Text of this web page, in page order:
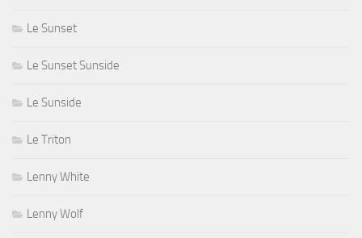
Le Sunset
Le Sunset Sunside
Le Sunside
Le Triton
Lenny White
Lenny Wolf